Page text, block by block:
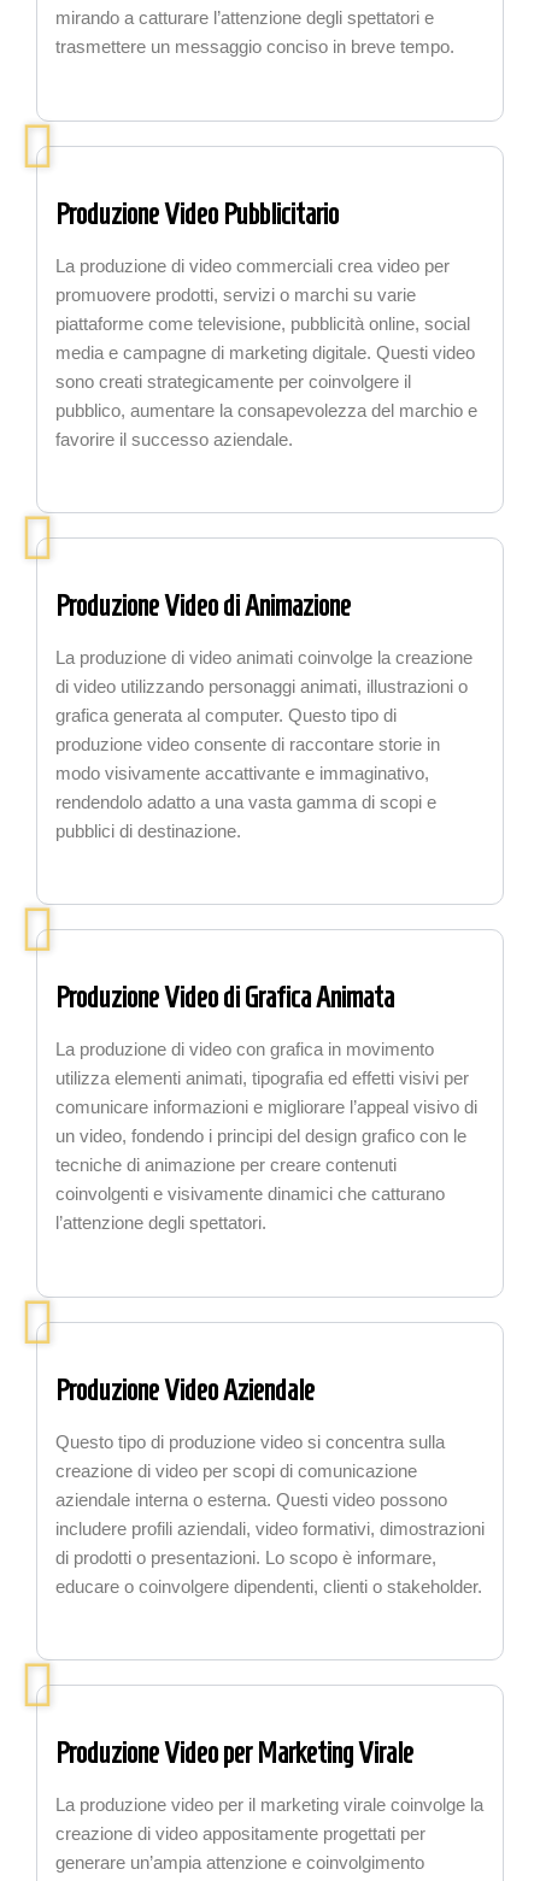
mirando a catturare l’attenzione degli spettatori e
trasmettere un messaggio conciso in breve tempo.
Produzione Video Pubblicitario
La produzione di video commerciali crea video per
promuovere prodotti, servizi o marchi su varie
piattaforme come televisione, pubblicità online, social
media e campagne di marketing digitale. Questi video
sono creati strategicamente per coinvolgere il
pubblico, aumentare la consapevolezza del marchio e
favorire il successo aziendale.
Produzione Video di Animazione
La produzione di video animati coinvolge la creazione
di video utilizzando personaggi animati, illustrazioni o
grafica generata al computer. Questo tipo di
produzione video consente di raccontare storie in
modo visivamente accattivante e immaginativo,
rendendolo adatto a una vasta gamma di scopi e
pubblici di destinazione.
Produzione Video di Grafica Animata
La produzione di video con grafica in movimento
utilizza elementi animati, tipografia ed effetti visivi per
comunicare informazioni e migliorare l’appeal visivo di
un video, fondendo i principi del design grafico con le
tecniche di animazione per creare contenuti
coinvolgenti e visivamente dinamici che catturano
l’attenzione degli spettatori.
Produzione Video Aziendale
Questo tipo di produzione video si concentra sulla
creazione di video per scopi di comunicazione
aziendale interna o esterna. Questi video possono
includere profili aziendali, video formativi, dimostrazioni
di prodotti o presentazioni. Lo scopo è informare,
educare o coinvolgere dipendenti, clienti o stakeholder.
Produzione Video per Marketing Virale
La produzione video per il marketing virale coinvolge la
creazione di video appositamente progettati per
generare un’ampia attenzione e coinvolgimento